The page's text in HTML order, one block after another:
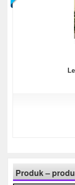
Produk –